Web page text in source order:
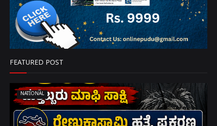
FEATURED POST
NATIONAL